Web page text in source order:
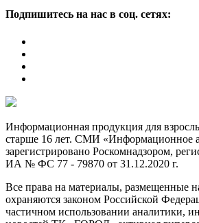
Подпишитесь на нас в соц. сетях:
Информационная продукция для
старше 16 лет. СМИ «Информационное
зарегистрировано Роскомнадзором,
ИА № ФС 77 - 79870 от 31.12.2020 г.
Все права на материалы, размещенные
охраняются законом Российской
частичном использовании аналитики,